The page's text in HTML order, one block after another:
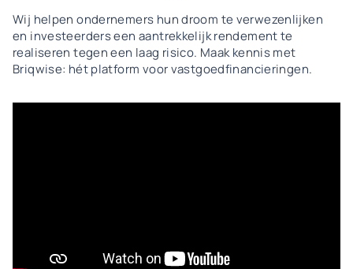
Wij helpen ondernemers hun droom te verwezenlijken
en investeerders een aantrekkelijk rendement te
realiseren tegen een laag risico. Maak kennis met
Briqwise: hét platform voor vastgoedfinancieringen.
Briqwise in 1 minuut